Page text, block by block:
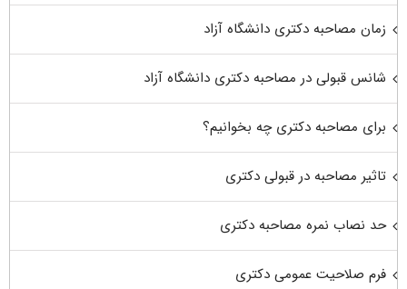
زمان مصاحبه دکتری دانشگاه آزاد
شانس قبولی در مصاحبه دکتری دانشگاه آزاد
برای مصاحبه دکتری چه بخوانیم؟
تاثیر مصاحبه در قبولی دکتری
حد نصاب نمره مصاحبه دکتری
فرم صلاحیت عمومی دکتری